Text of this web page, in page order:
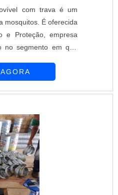
com trava é um
mosquitos. É oferecida
e Proteção, empresa
no segmento em que
pode ser retirada
com tr...